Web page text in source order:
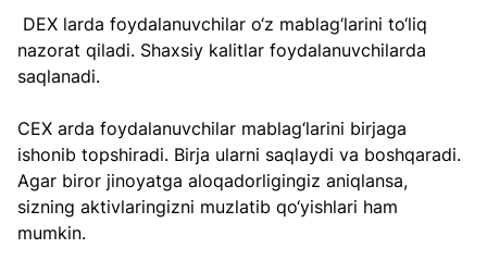
DEX larda foydalanuvchilar o‘z mablag‘larini to‘liq
nazorat qiladi. Shaxsiy kalitlar foydalanuvchilarda
saqlanadi.
CEX arda foydalanuvchilar mablag‘larini birjaga
ishonib topshiradi. Birja ularni saqlaydi va boshqaradi.
Agar biror jinoyatga aloqadorligingiz aniqlansa,
sizning aktivlaringizni muzlatib qo‘yishlari ham
mumkin.